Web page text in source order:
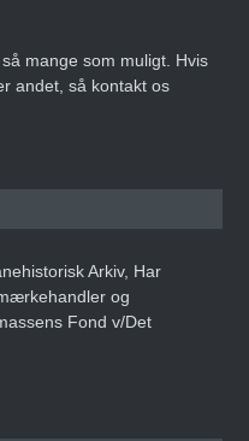
mange som muligt. Hvis
andet, så kontakt os
Arkiv, Har
og
Fond v/Det